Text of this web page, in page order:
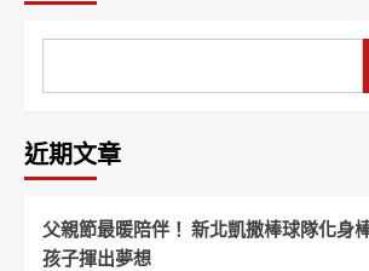
近期文章
父親節最暖陪伴！ 新北凱撒棒球隊化
孩子揮出夢想